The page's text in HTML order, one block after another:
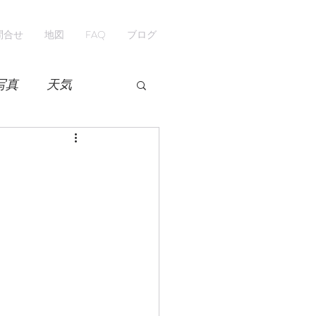
合せ 地図 FAQ ブログ
真 天気
紅葉